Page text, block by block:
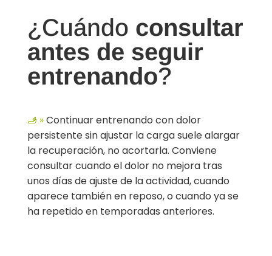
¿Cuándo consultar
antes de seguir
entrenando?
🫸 »Continuar entrenando con dolor
persistente sin ajustar la carga suele alargar
la recuperación, no acortarla. Conviene
consultar cuando el dolor no mejora tras
unos días de ajuste de la actividad, cuando
aparece también en reposo, o cuando ya se
ha repetido en temporadas anteriores.